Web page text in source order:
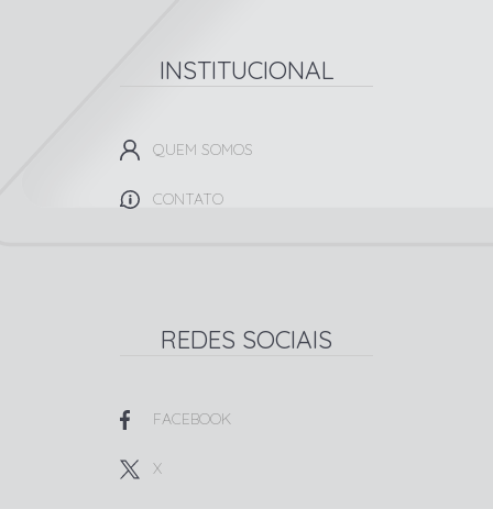
INSTITUCIONAL
QUEM SOMOS
CONTATO
REDES SOCIAIS
FACEBOOK
X